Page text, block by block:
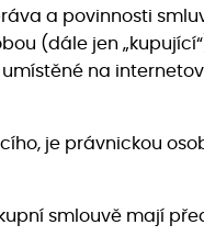
a povinnosti
(dále jen
na
je právnickou
smlouvě mají